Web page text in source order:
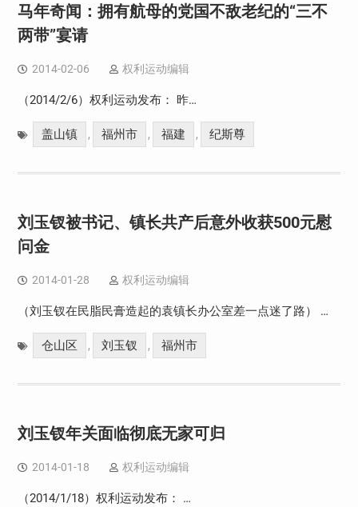
马年奇闻：拥有航母的党国不敌老纪的“三不
两带”宴请
2014-02-06 权利运动编辑
（2014/2/6）权利运动发布： 昨…
盖山镇 , 福州市 , 福建 , 纪斯尊
刘玉钗被书记、镇长共产后意外收获500元慰
问金
2014-01-28 权利运动编辑
（刘玉钗在民脂民膏造起的袁镇长办公室差一点迷了路） …
仓山区 , 刘玉钗 , 福州市
刘玉钗年关面临彻底无家可归
2014-01-18 权利运动编辑
（2014/1/18）权利运动发布： …